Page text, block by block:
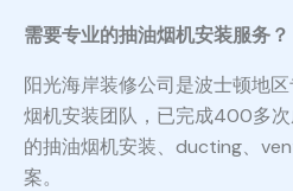
需要专业的抽油烟机安装服务？
阳光海岸装修公司是波士顿地
烟机安装团队，已完成400多
的抽油烟机安装、ducting、
案。